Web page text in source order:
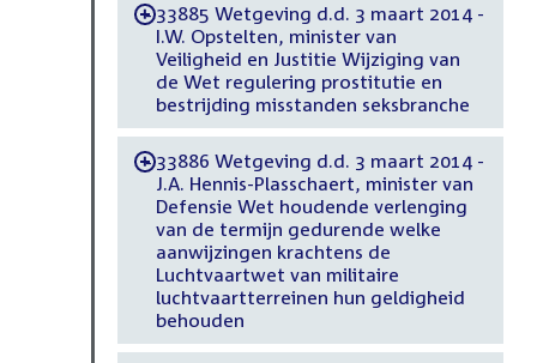
-33885 Wetgeving d.d. 3 maart 2014 -
I.W. Opstelten, minister van
Veiligheid en Justitie Wijziging van
de Wet regulering prostitutie en
bestrijding misstanden seksbranche
-33886 Wetgeving d.d. 3 maart 2014 -
J.A. Hennis-Plasschaert, minister van
Defensie Wet houdende verlenging
van de termijn gedurende welke
aanwijzingen krachtens de
Luchtvaartwet van militaire
luchtvaartterreinen hun geldigheid
behouden